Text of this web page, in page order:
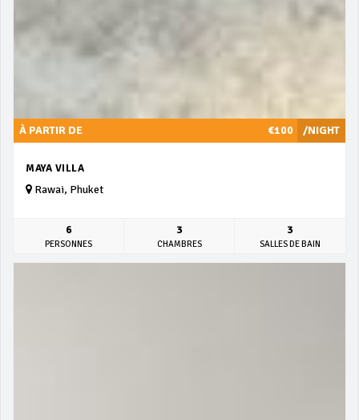
/NIGHT
À PARTIR DE €100
MAYA VILLA
Rawai, Phuket
6
PERSONNES
3
CHAMBRES
3
SALLES DE BAIN